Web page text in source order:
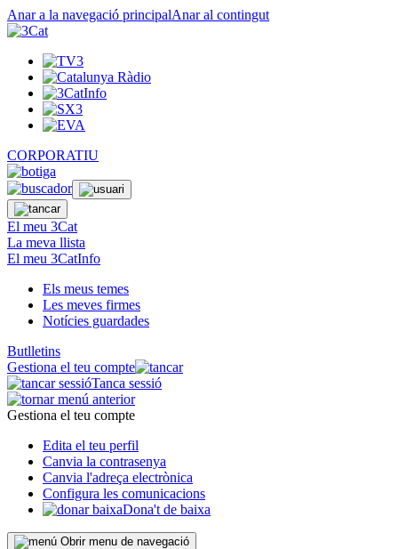
Anar a la navegació principalAnar al contingut
CORPORATIU
El meu 3Cat
La meva llista
El meu 3CatInfo
Els meus temes
Les meves firmes
Notícies guardades
Butlletins
Gestiona el teu compte
Tanca sessió
Gestiona el teu compte
Edita el teu perfil
Canvia la contrasenya
Canvia l'adreça electrònica
Configura les comunicacions
Dona't de baixa
Obrir menu de navegació